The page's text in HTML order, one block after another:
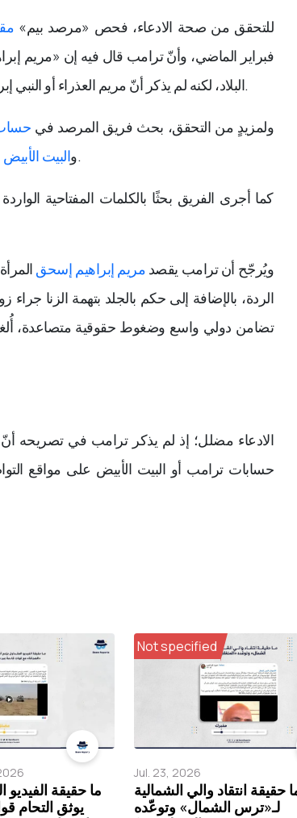
للتحقق من صحة الادعاء، فحص «مرصد بيم»
فبراير الماضي، وأنّ ترامب قال فيه إن «مريم
البلاد، لكنه لم يذكر أنّ مريم العذراء أو النبي إبراهيم من السودان. ويبدو أن سوء الفهم نتج عن تشابه الأسماء.
ولمزيدٍ من التحقق، بحث فريق المرصد في
والبيت الأبيض على منصة «إكس»، ولم يجد فيها جميعًا ما يدعم صحة الادعاء.
كما أجرى الفريق بحثًا بالكلمات المفتاحية
ويُرجّح أن ترامب يقصد مريم إبراهيم إسحق
الردة، بالإضافة إلى حكم بالجلد بتهمة الزنا
تضامن دولي واسع وضغوط حقوقية متصاعدة، أُلغي
الادعاء مضلل؛ إذ لم يذكر ترامب في تصريحه أنّ
حسابات ترامب أو البيت الأبيض على مواقع
ما حقيقة الفيديو
يوثق التحام
Not specified
Jul. 23, 2026
حقيقة انتقاد والي الشمالية
لـ«ترس الشمال» وتوعّده